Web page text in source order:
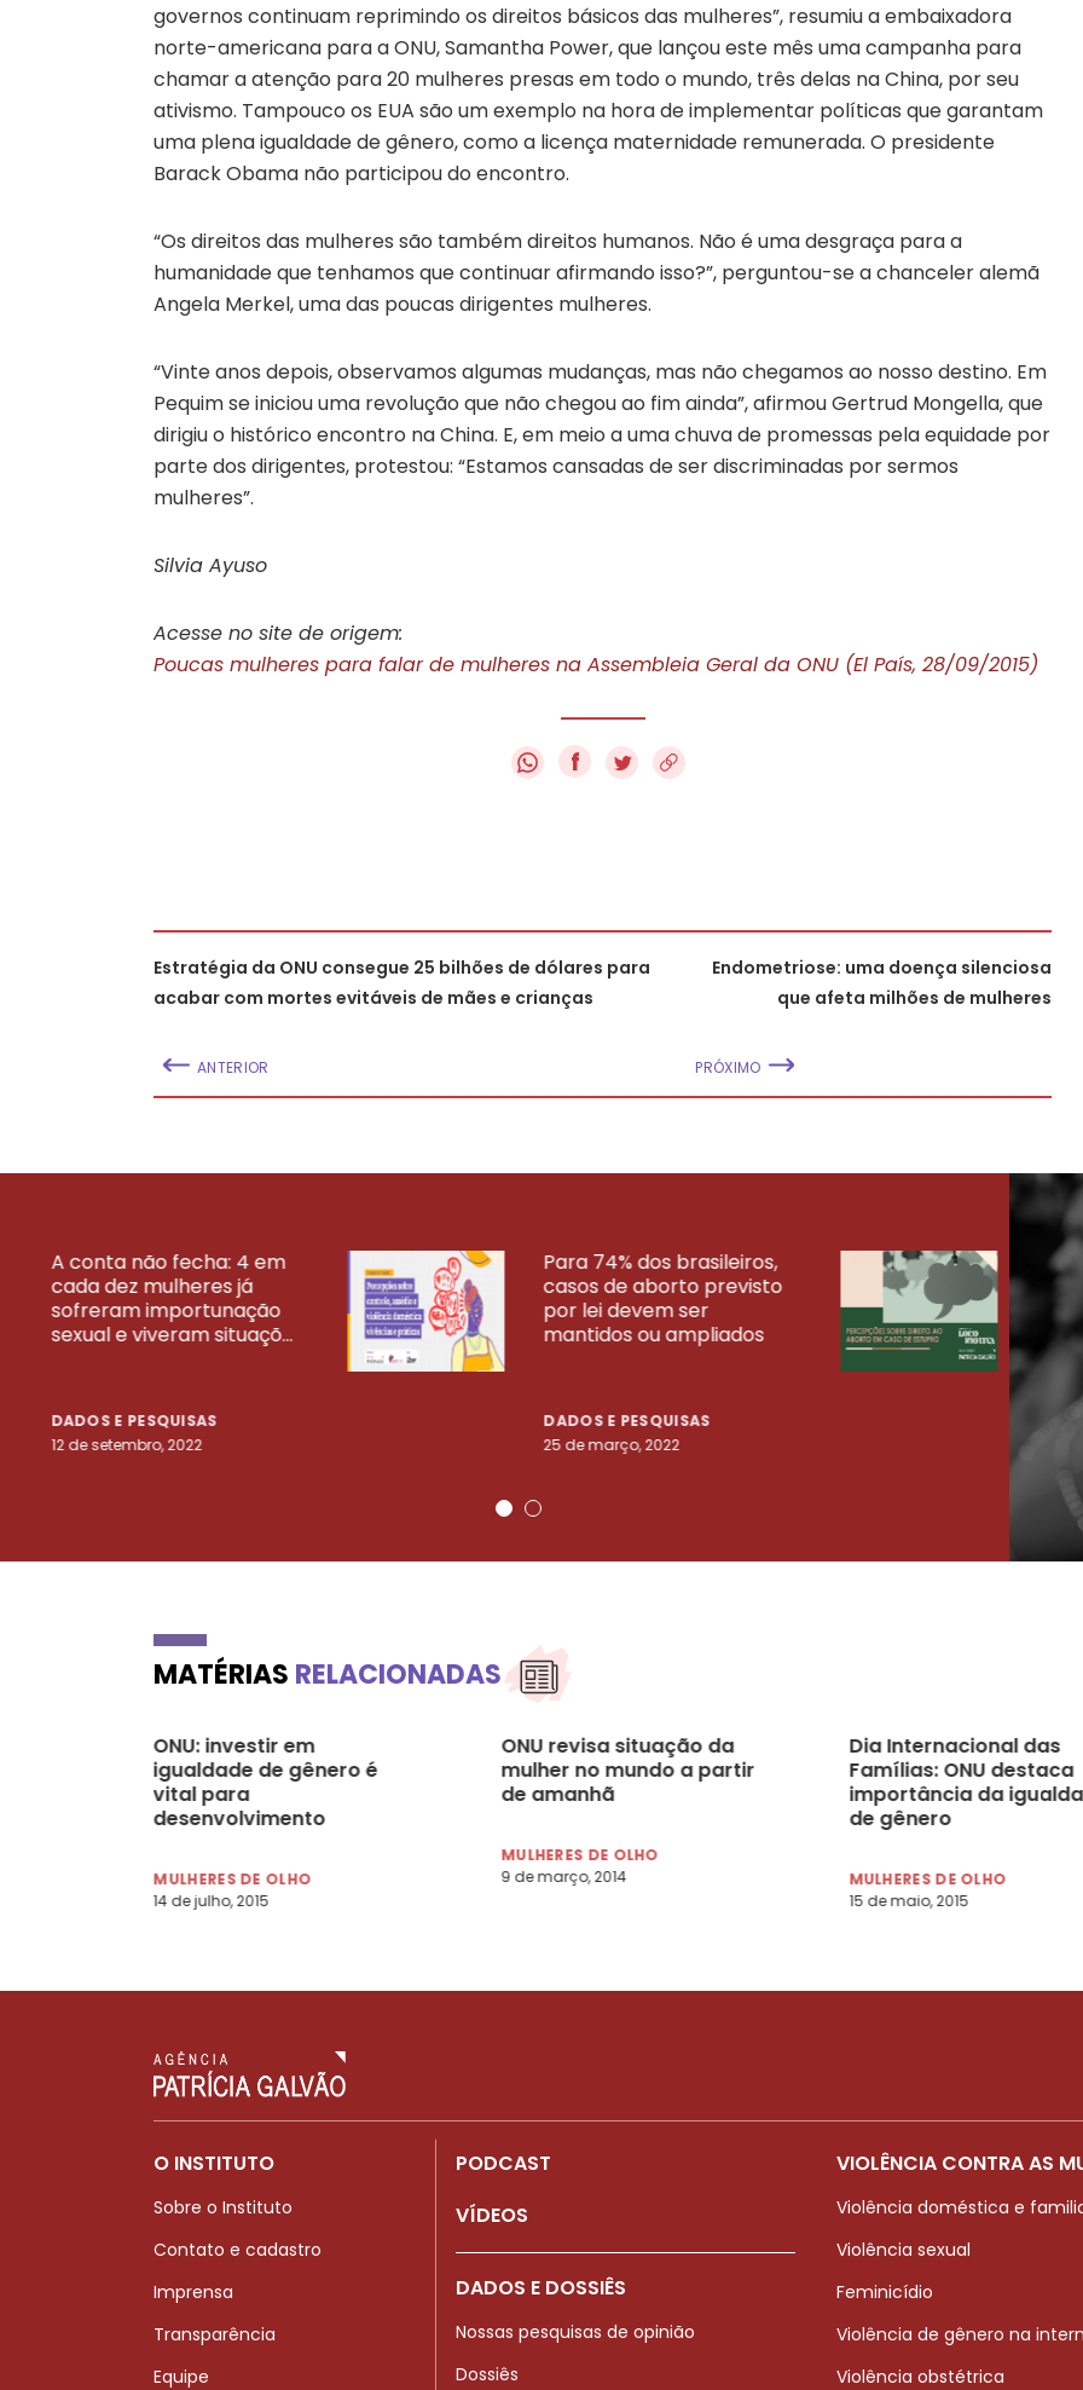
governos continuam reprimindo os direitos básicos das mulheres”, resumiu a embaixadora
norte-americana para a ONU, Samantha Power, que lançou este mês uma campanha para
chamar a atenção para 20 mulheres presas em todo o mundo, três delas na China, por seu
ativismo. Tampouco os EUA são um exemplo na hora de implementar políticas que garantam
uma plena igualdade de gênero, como a licença maternidade remunerada. O presidente
Barack Obama não participou do encontro.
“Os direitos das mulheres são também direitos humanos. Não é uma desgraça para a
humanidade que tenhamos que continuar afirmando isso?”, perguntou-se a chanceler alemã
Angela Merkel, uma das poucas dirigentes mulheres.
“Vinte anos depois, observamos algumas mudanças, mas não chegamos ao nosso destino. Em
Pequim se iniciou uma revolução que não chegou ao fim ainda”, afirmou Gertrud Mongella, que
dirigiu o histórico encontro na China. E, em meio a uma chuva de promessas pela equidade por
parte dos dirigentes, protestou: “Estamos cansadas de ser discriminadas por sermos
mulheres”.
Silvia Ayuso
Acesse no site de origem:
Poucas mulheres para falar de mulheres na Assembleia Geral da ONU (El País, 28/09/2015)
f
Estratégia da ONU consegue 25 bilhões de dólares para
acabar com mortes evitáveis de mães e crianças
ANTERIOR
Endometriose: uma doença silenciosa
que afeta milhões de mulheres
PRÓXIMO
A conta não fecha: 4 em
cada dez mulheres já
sofreram importunação
sexual e viveram situaçõ...
DADOS E PESQUISAS
12 de setembro, 2022
Para 74% dos brasileiros,
casos de aborto previsto
por lei devem ser
mantidos ou ampliados
DADOS E PESQUISAS
25 de março, 2022
23
VEJA MAIS PESQUISAS
MATÉRIAS RELACIONADAS
ONU: investir em
igualdade de gênero é
vital para
desenvolvimento
MULHERES DE OLHO
14 de julho, 2015
ONU revisa situação da
mulher no mundo a partir
de amanhã
MULHERES DE OLHO
9 de março, 2014
Dia Internacional das
Famílias: ONU destaca
importância da
de gênero
MULHERES DE OLHO
15 de maio, 2015
O INSTITUTO
Sobre o Instituto
Contato e cadastro
Imprensa
Transparência
Equipe
PODCAST
VÍDEOS
DADOS E DOSSIÊS
Nossas pesquisas de opinião
Dossiês
VIOLÊNCIA CONTRA AS
Violência doméstica e
Violência sexual
Feminicídio
Violência de gênero na
Violência obstétrica